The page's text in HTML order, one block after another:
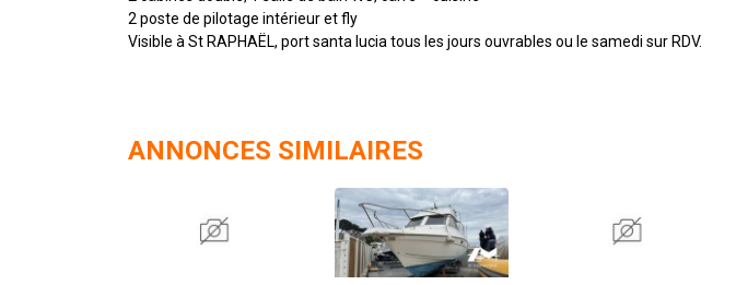
2 poste de pilotage intérieur et fly
Visible à St RAPHAËL, port santa lucia tous les jours ouvrables ou le samedi sur RDV.
ANNONCES SIMILAIRES